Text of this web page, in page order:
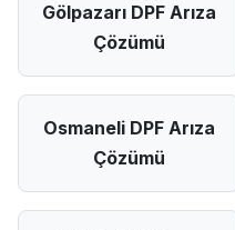
Gölpazarı DPF Arıza
Çözümü
Osmaneli DPF Arıza
Çözümü